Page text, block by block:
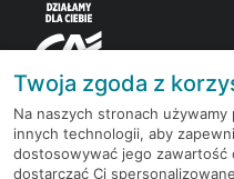
dające dodatkową
klimatu, […]
Korzystaj z
przygotowują
Twoja zgoda z
Na naszych stronach
innych technologii, aby
dostosowywać jego zawartość
dostarczać Ci